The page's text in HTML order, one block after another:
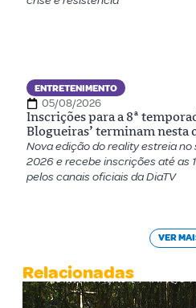
ENTRETENIMENTO
05/08/2026
Inscrições para a 8ª
Blogueiras’ terminam nesta
Nova edição do reality estreia
2026 e recebe inscrições até as
pelos canais oficiais da DiaTV
VER
Relacionadas